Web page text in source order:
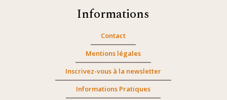
Informations
Contact
Mentions légales
Inscrivez-vous à la newsletter
Informations Pratiques